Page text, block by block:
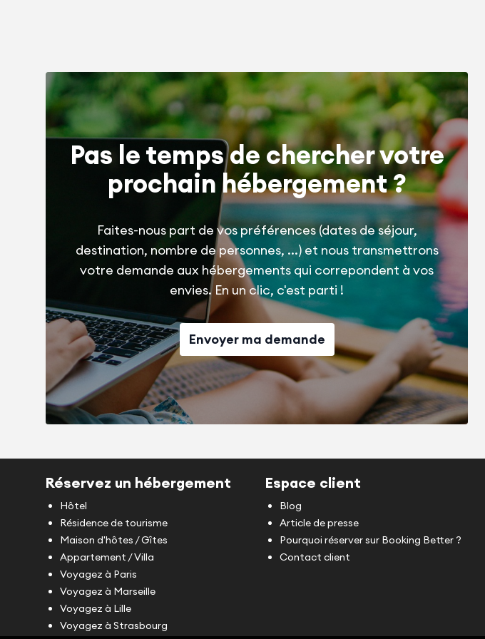
Pas le temps de chercher votre
prochain hébergement ?
Faites-nous part de vos préférences (dates de séjour,
destination, nombre de personnes, ...) et nous transmettrons
votre demande aux hébergements qui correpondent à vos
envies. En un clic, c'est parti !
Envoyer ma demande
Réservez un hébergement
Hôtel
Résidence de tourisme
Maison d'hôtes / Gîtes
Appartement / Villa
Voyagez à Paris
Voyagez à Marseille
Voyagez à Lille
Voyagez à Strasbourg
Espace client
Blog
Article de presse
Pourquoi réserver sur Booking Better ?
Contact client